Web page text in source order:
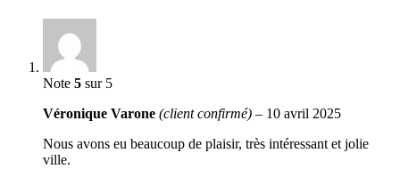
Note 5 sur 5
Véronique Varone (client confirmé) – 10 avril 2025
Nous avons eu beaucoup de plaisir, très intéressant et jolie
ville.